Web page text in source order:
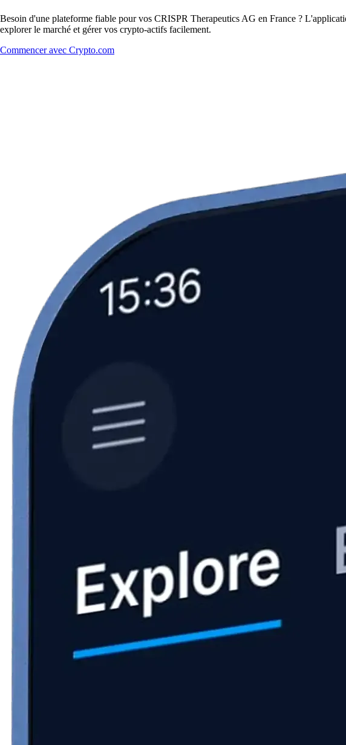
Besoin d'une plateforme fiable pour vos CRISPR Therapeutics AG en France ?
explorer le marché et gérer vos crypto-actifs facilement.
Commencer avec Crypto.com